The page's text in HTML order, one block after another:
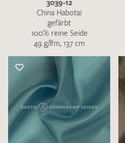
3039-12
China Habotai
gefärbt
100% reine Seide
49 g/lfm, 137 cm